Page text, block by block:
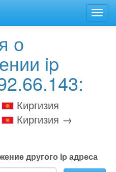
о
ip
Киргизия
Киргизия →
другого ip адреса